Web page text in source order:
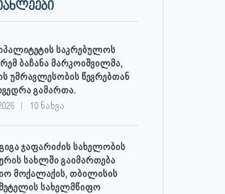
საკრებულოს
ბაჩანა მარკოიშვილმა,
უმრავლესობის წევრებთან
გამართა.
10 ნახვა
ჯაფარიძის სახელობის
სახლში გაიმართება
მოქალაქის, თბილისის
სახელმწიფო